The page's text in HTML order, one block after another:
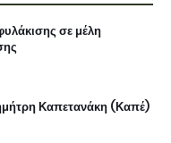
σε μέλη
Καπετανάκη (Καπέ)